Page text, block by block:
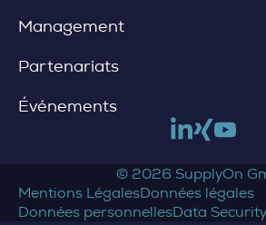
Management
Partenariats
Événements
Link to
Link to
© 2026 SupplyOn
Mentions LégalesDonnées légales
Données personnellesData Security